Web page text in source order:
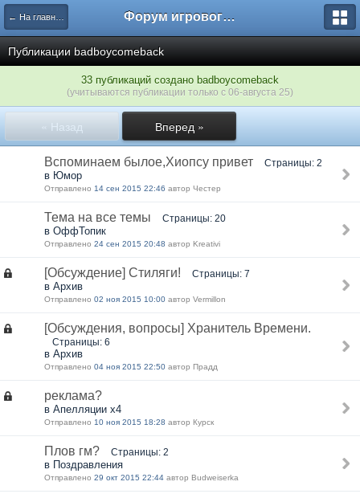
← На главную Форум игрового проекта Riverrise
Публикации badboycomeback
33 публикаций создано badboycomeback
(учитываются публикации только с 06-августа 25)
« Назад Вперед »
Вспоминаем былое,Хиопсу привет Страницы: 2
в Юмор
Отправлено 14 сен 2015 22:46 автор Честер
Тема на все темы Страницы: 20
в ОффТопик
Отправлено 24 сен 2015 20:48 автор Kreativi
[Обсуждение] Стиляги! Страницы: 7
в Архив
Отправлено 02 ноя 2015 10:00 автор Vermillon
[Обсуждения, вопросы] Хранитель Времени.
Страницы: 6
в Архив
Отправлено 04 ноя 2015 22:50 автор Прадд
реклама?
в Апелляции х4
Отправлено 10 ноя 2015 18:28 автор Курск
Плов гм? Страницы: 2
в Поздравления
Отправлено 29 окт 2015 22:44 автор Вudweisеrkа